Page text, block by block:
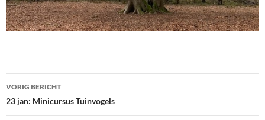
Bericht
navigatie
VORIG BERICHT
23 jan: Minicursus Tuinvogels